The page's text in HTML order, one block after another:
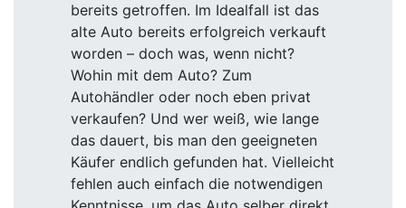
bereits getroffen. Im Idealfall ist das
alte Auto bereits erfolgreich verkauft
worden – doch was, wenn nicht?
Wohin mit dem Auto? Zum
Autohändler oder noch eben privat
verkaufen? Und wer weiß, wie lange
das dauert, bis man den geeigneten
Käufer endlich gefunden hat. Vielleicht
fehlen auch einfach die notwendigen